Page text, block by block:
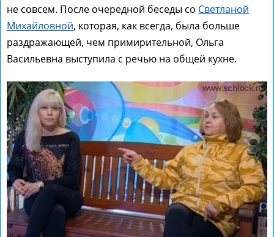
не совсем. После очередной беседы со Светланой
Михайловной, которая, как всегда, была больше
раздражающей, чем примирительной, Ольга
Васильевна выступила с речью на общей кухне.